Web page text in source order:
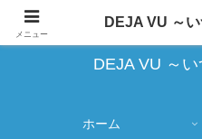
蔵出し写真の大売り出
DEJA VU ～
ホーム
メニュー
DEJA VU ～